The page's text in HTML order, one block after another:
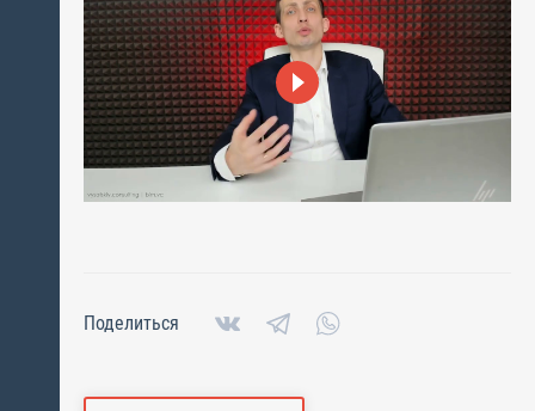
Поделиться